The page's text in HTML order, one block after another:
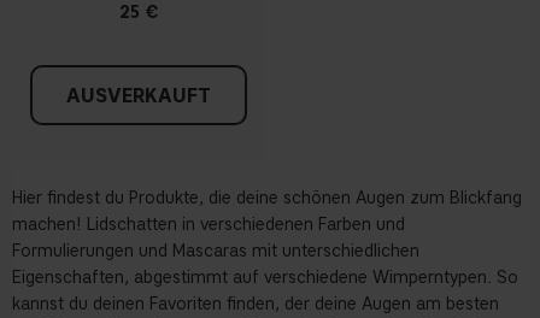
25 €
AUSVERKAUFT
Hier findest du Produkte, die deine schönen Augen zum Blickfang
machen! Lidschatten in verschiedenen Farben und
Formulierungen und Mascaras mit unterschiedlichen
Eigenschaften, abgestimmt auf verschiedene Wimperntypen. So
kannst du deinen Favoriten finden, der deine Augen am besten